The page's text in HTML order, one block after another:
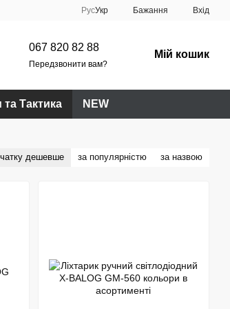
РусУкр Бажання Вхід
067 820 82 88
Передзвонити вам?
Мій кошик
та Тактика NEW
дешевше за популярністю за назвою